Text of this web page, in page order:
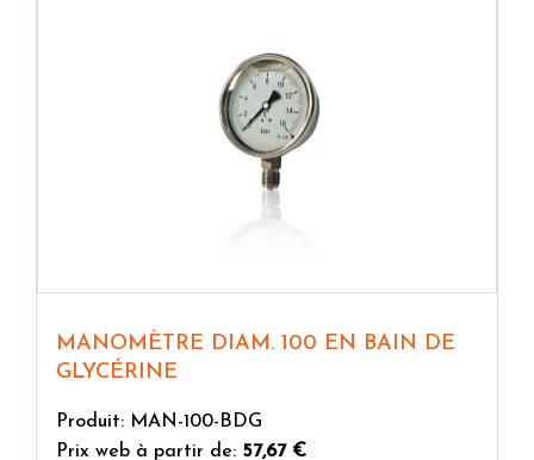
MANOMÈTRE DIAM. 100 EN BAIN DE
GLYCÉRINE
Produit: MAN-100-BDG
Prix web à partir de: 57,67 €